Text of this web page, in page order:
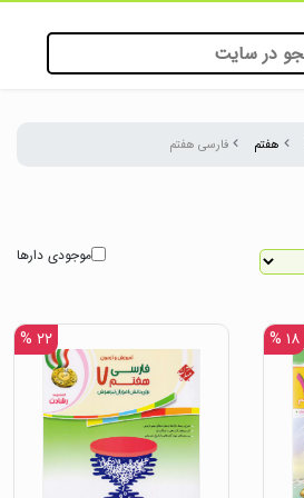
هفتم فارسی هفتم
موجودی دارها
۱۸ % ۲۲ %